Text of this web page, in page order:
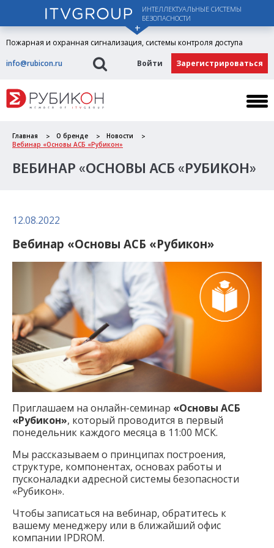
ИНТЕЛЛЕКТУАЛЬНЫЕ СИСТЕМЫ
БЕЗОПАСНОСТИ
Пожарная и охранная сигнализация, системы контроля доступа
info@rubicon.ru
Войти Зарегистрироваться
Главная О бренде
Новости
Вебинар «Основы АСБ «Рубикон»
ВЕБИНАР «ОСНОВЫ АСБ «РУБИКОН»
12.08.2022
Вебинар «Основы АСБ «Рубикон»
Приглашаем на онлайн-семинар «Основы АСБ
«Рубикон», который проводится в первый
понедельник каждого месяца в 11:00 МСК.
Мы рассказываем о принципах построения,
структуре, компонентах, основах работы и
пусконаладки адресной системы безопасности
«Рубикон».
Чтобы записаться на вебинар, обратитесь к
вашему менеджеру или в ближайший офис
компании IPDROM.